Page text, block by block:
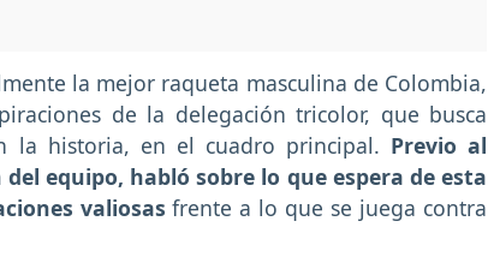
la mejor raqueta masculina de Colombia,
de la delegación tricolor, que busca
la historia, en el cuadro principal. Previo al
equipo, habló sobre lo que espera de esta
valiosas frente a lo que se juega contra